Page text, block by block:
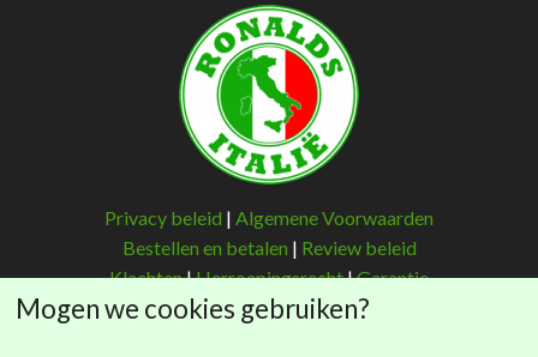
Privacy beleid | Algemene Voorwaarden
Bestellen en betalen | Review beleid
Klachten|Herroepingsrecht|Garantie
Mogen we cookies gebruiken?